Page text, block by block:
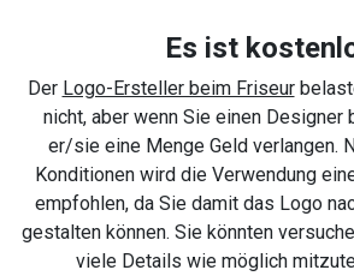
Es ist
Der Logo-Ersteller beim Friseur
nicht, aber wenn Sie einen Designer
er/sie eine Menge Geld verlangen.
Konditionen wird die Verwendung
empfohlen, da Sie damit das Logo
gestalten können. Sie könnten
viele Details wie möglich